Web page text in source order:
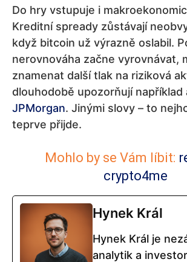
Do hry vstupuje i
Kreditní spready zůstávají
když bitcoin už výrazně oslabil.
nerovnováha začne vyrovnávat,
znamenat další tlak na riziková
dlouhodobě upozorňují například
JPMorgan. Jinými slovy – to
teprve přijde.
Mohlo by se Vám líbit:
crypto4me
Hynek Král
Hynek Král je
analytik a investor